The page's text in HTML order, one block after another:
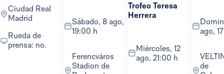
Ciudad Real
Madrid
Rueda de
prensa: no.
sábado, 8 ago,
19:00 h
Ferencváros
Stadion de
Trofeo Teresa
Herrera
miércoles, 12
ago, 21:00 h
domingo, 16
ago,
VELTINS-Arena
de